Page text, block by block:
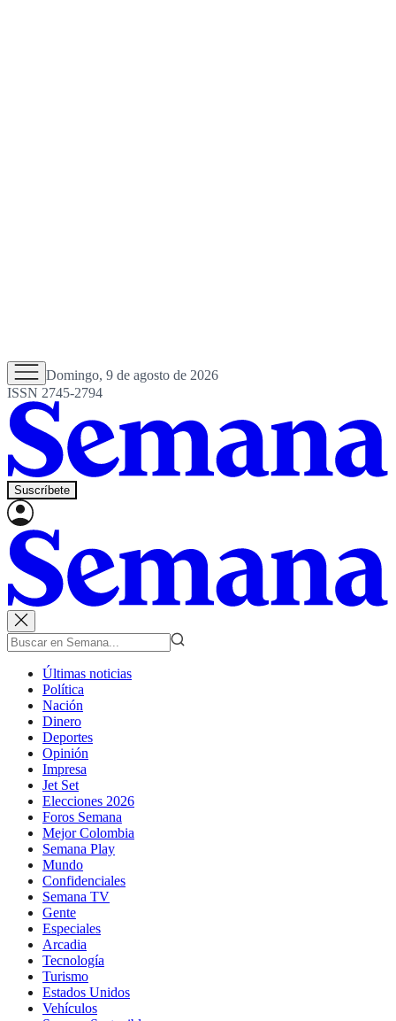
Domingo, 9 de agosto de 2026
ISSN 2745-2794
Suscríbete
Últimas noticias
Política
Nación
Dinero
Deportes
Opinión
Impresa
Jet Set
Elecciones 2026
Foros Semana
Mejor Colombia
Semana Play
Mundo
Confidenciales
Semana TV
Gente
Especiales
Arcadia
Tecnología
Turismo
Estados Unidos
Vehículos